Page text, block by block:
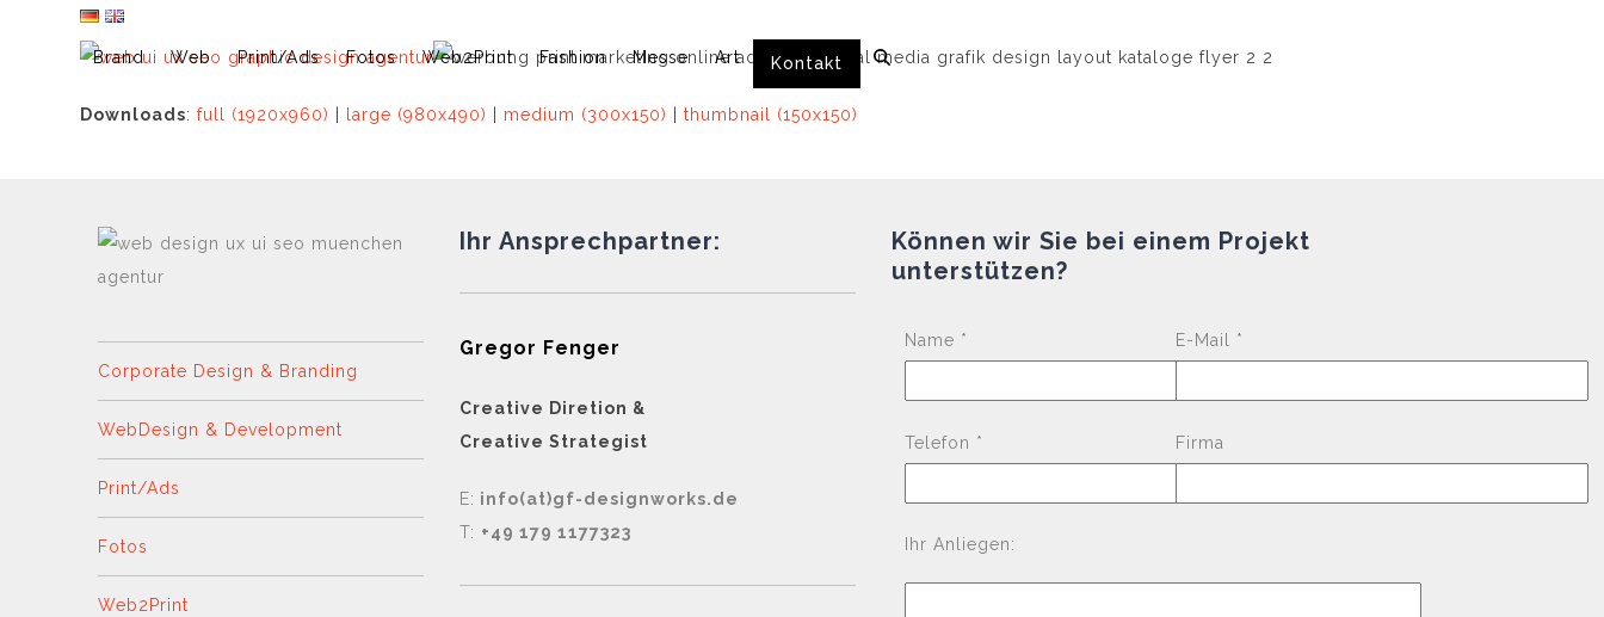
Brand Web Print/Ads Fotos Web2Print Fashion Messe Art Kontakt
Downloads:full (1920x960) large (980x490) medium (300x150) |thumbnail (150x150)
Corporate Design & Branding
WebDesign & Development
Print/Ads
Fotos
Web2Print
Ihr Ansprechpartner:
Gregor Fenger
Creative Diretion &
Creative Strategist
E: info(at)gf-designworks.de
T: +49 179 1177323
Können wir Sie bei einem Projekt
unterstützen?
Name * E-Mail *
Telefon * Firma
Ihr Anliegen: